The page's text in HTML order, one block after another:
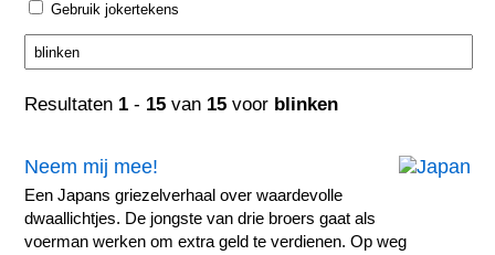
Gebruik jokertekens
Resultaten 1 - 15 van 15 voor blinken
Neem mij mee!
Een Japans griezelverhaal over waardevolle
dwaallichtjes. De jongste van drie broers gaat als
voerman werken om extra geld te verdienen. Op weg